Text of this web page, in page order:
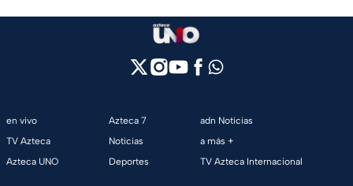
en vivo
TV Azteca
Azteca UNO
Azteca 7
Noticias
Deportes
adn Noticias
a más +
TV Azteca Internacional